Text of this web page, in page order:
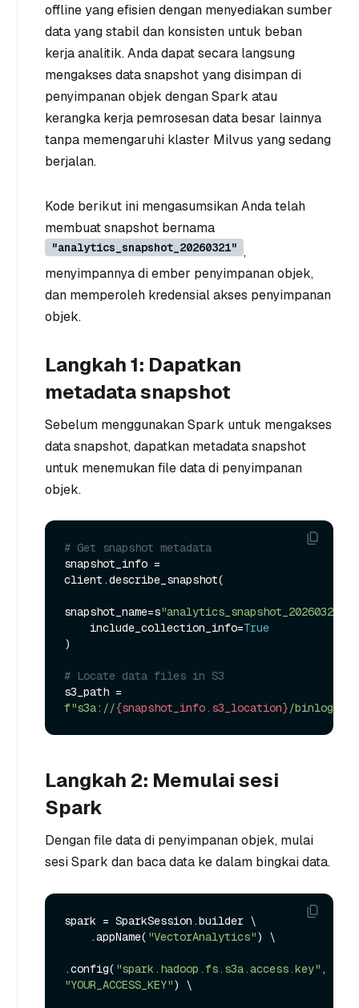
offline yang efisien dengan menyediakan sumber
data yang stabil dan konsisten untuk beban
kerja analitik. Anda dapat secara langsung
mengakses data snapshot yang disimpan di
penyimpanan objek dengan Spark atau
kerangka kerja pemrosesan data besar lainnya
tanpa memengaruhi klaster Milvus yang sedang
berjalan.
Kode berikut ini mengasumsikan Anda telah
membuat snapshot bernama
"analytics_snapshot_20260321" ,
menyimpannya di ember penyimpanan objek,
dan memperoleh kredensial akses penyimpanan
objek.
Langkah 1: Dapatkan
metadata snapshot
Sebelum menggunakan Spark untuk mengakses
data snapshot, dapatkan metadata snapshot
untuk menemukan file data di penyimpanan
objek.
# Get snapshot metadata
snapshot_info =
client.describe_snapshot(
snapshot_name=s"analytics_snapshot_20260321"
    include_collection_info=
True
)
# Locate data files in S3
f"s3a://{snapshot_info.s3_location}/binlogs/"
Langkah 2: Memulai sesi
Spark
Dengan file data di penyimpanan objek, mulai
sesi Spark dan baca data ke dalam bingkai data.
spark = SparkSession.builder \
    .appName(
"VectorAnalytics") \
.config( "spark.hadoop.fs.s3a.access.key"
"YOUR_ACCESS_KEY") \